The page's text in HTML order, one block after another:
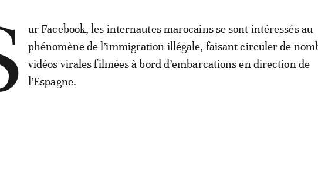
ur Facebook, les internautes marocains se sont intéressés au
phénomène de l’immigration illégale, faisant circuler de
vidéos virales filmées à bord d’embarcations en direction de
l’Espagne.